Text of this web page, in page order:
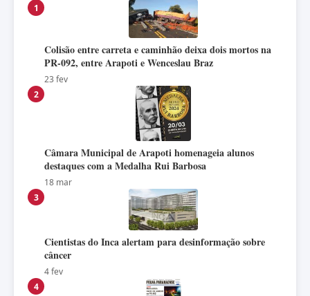
1
Colisão entre carreta e caminhão deixa dois mortos na
PR-092, entre Arapoti e Wenceslau Braz
23 fev
2
Câmara Municipal de Arapoti homenageia alunos
destaques com a Medalha Rui Barbosa
18 mar
3
Cientistas do Inca alertam para desinformação sobre
câncer
4 fev
4